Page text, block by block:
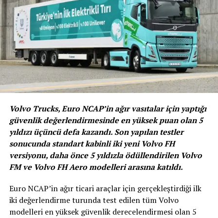
pick-up modellerinin 4’üncü kuşak temsilcisi Musso
Grand ise 265.000TL’den başlayan fiyatlarla satışa
sunuluyor. Ocak ayında başlayan, Korando ve Musso
Grand’ın tüm modellerinde geçerli olan kampanya, 31
Mart tarihinde son bulacak.
Volvo Trucks, Euro NCAP’in ağır vasıtalar için yaptığı
güvenlik değerlendirmesinde en yüksek puan olan 5
yıldızı üçüncü defa kazandı. Son yapılan testler
sonucunda standart kabinli iki yeni Volvo FH
versiyonu, daha önce 5 yıldızla ödüllendirilen Volvo
FM ve Volvo FH Aero modelleri arasına katıldı.
Euro NCAP’in ağır ticari araçlar için gerçekleştirdiği ilk
iki değerlendirme turunda test edilen tüm Volvo
modelleri en yüksek güvenlik derecelendirmesi olan 5